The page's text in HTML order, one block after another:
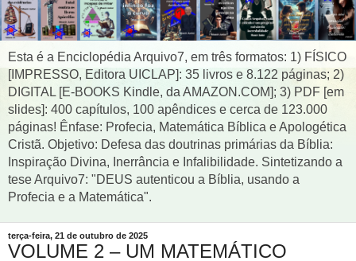
Esta é a Enciclopédia Arquivo7, em três formatos: 1) FÍSICO
[IMPRESSO, Editora UICLAP]: 35 livros e 8.122 páginas; 2)
DIGITAL [E-BOOKS Kindle, da AMAZON.COM]; 3) PDF [em
slides]: 400 capítulos, 100 apêndices e cerca de 123.000
páginas! Ênfase: Profecia, Matemática Bíblica e Apologética
Cristã. Objetivo: Defesa das doutrinas primárias da Bíblia:
Inspiração Divina, Inerrância e Infalibilidade. Sintetizando a
tese Arquivo7: "DEUS autenticou a Bíblia, usando a
Profecia e a Matemática".
terça-feira, 21 de outubro de 2025
VOLUME 2 – UM MATEMÁTICO